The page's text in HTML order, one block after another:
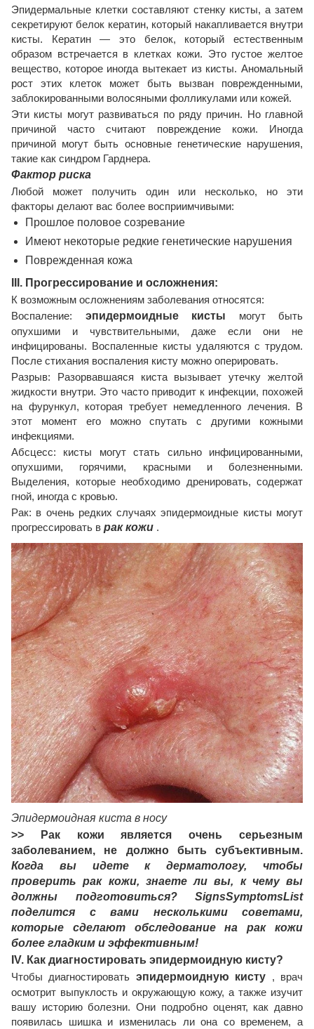
Эпидермальные клетки составляют стенку кисты, а затем
секретируют белок кератин, который накапливается внутри
кисты. Кератин — это белок, который естественным
образом встречается в клетках кожи. Это густое желтое
вещество, которое иногда вытекает из кисты. Аномальный
рост этих клеток может быть вызван поврежденными,
заблокированными волосяными фолликулами или кожей.
Эти кисты могут развиваться по ряду причин. Но главной
причиной часто считают повреждение кожи. Иногда
причиной могут быть основные генетические нарушения,
такие как синдром Гарднера.
Фактор риска
Любой может получить один или несколько, но эти
факторы делают вас более восприимчивыми:
Прошлое половое созревание
Имеют некоторые редкие генетические нарушения
Поврежденная кожа
III. Прогрессирование и осложнения:
К возможным осложнениям заболевания относятся:
Воспаление: эпидермоидные кисты могут быть
опухшими и чувствительными, даже если они не
инфицированы. Воспаленные кисты удаляются с трудом.
После стихания воспаления кисту можно оперировать.
Разрыв: Разорвавшаяся киста вызывает утечку желтой
жидкости внутри. Это часто приводит к инфекции, похожей
на фурункул, которая требует немедленного лечения. В
этот момент его можно спутать с другими кожными
инфекциями.
Абсцесс: кисты могут стать сильно инфицированными,
опухшими, горячими, красными и болезненными.
Выделения, которые необходимо дренировать, содержат
гной, иногда с кровью.
Рак: в очень редких случаях эпидермоидные кисты могут
прогрессировать в рак кожи .
Эпидермоидная киста в носу
>> Рак кожи является очень серьезным
заболеванием, не должно быть субъективным.
Когда вы идете к дерматологу, чтобы
проверить рак кожи, знаете ли вы, к чему вы
должны подготовиться? SignsSymptomsList
поделится с вами несколькими советами,
которые сделают обследование на рак кожи
более гладким и эффективным!
IV. Как диагностировать эпидермоидную кисту?
Чтобы диагностировать эпидермоидную кисту , врач
осмотрит выпуклость и окружающую кожу, а также изучит
вашу историю болезни. Они подробно оценят, как давно
появилась шишка и изменилась ли она со временем, а